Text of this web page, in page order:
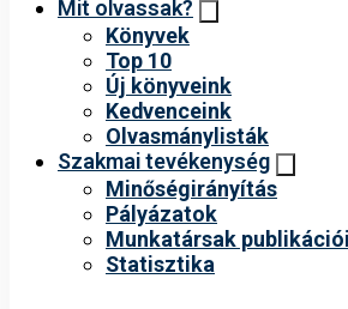
Mit olvassak?
Könyvek
Top 10
Új könyveink
Kedvenceink
Olvasmánylisták
Szakmai tevékenység
Minőségirányítás
Pályázatok
Munkatársak
Statisztika